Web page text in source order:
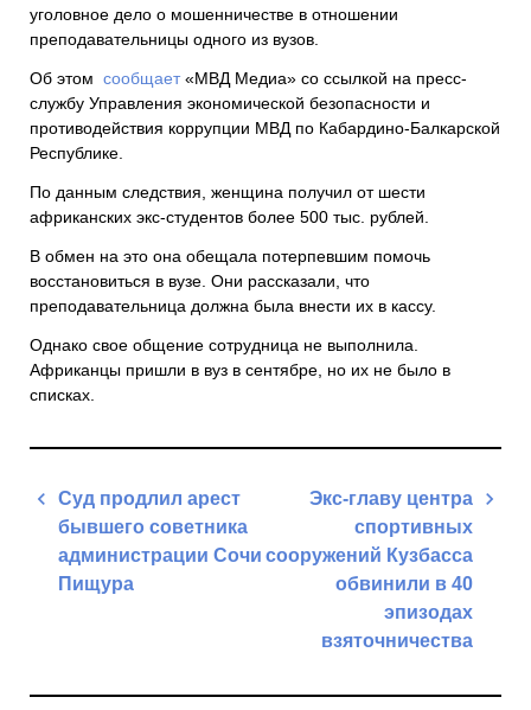
уголовное дело о мошенничестве в отношении
преподавательницы одного из вузов.
Об этом сообщает«МВД Медиа» со ссылкой на пресс-
службу Управления экономической безопасности и
противодействия коррупции МВД по Кабардино-Балкарской
Республике.
По данным следствия, женщина получил от шести
африканских экс-студентов более 500 тыс. рублей.
В обмен на это она обещала потерпевшим помочь
восстановиться в вузе. Они рассказали, что
преподавательница должна была внести их в кассу.
Однако свое общение сотрудница не выполнила.
Африканцы пришли в вуз в сентябре, но их не было в
списках.
Навигация
записям
Суд продлил арест
бывшего советника
администрации Сочи
Пищура
Экс-главу центра
спортивных
сооружений Кузбасса
обвинили в 40
эпизодах
взяточничества